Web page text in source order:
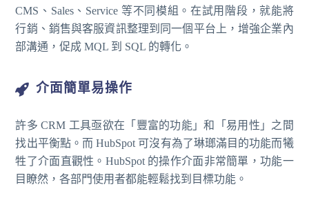
CMS、Sales、Service 等不同模組。在試用階段，就能將
行銷、銷售與客服資訊整理到同一個平台上，增強企業內
部溝通，促成 MQL 到 SQL 的轉化。
介面簡單易操作
許多 CRM 工具亟欲在「豐富的功能」和「易用性」之間
找出平衡點。而 HubSpot 可沒有為了琳瑯滿目的功能而犧
牲了介面直觀性。HubSpot 的操作介面非常簡單，功能一
目瞭然，各部門使用者都能輕鬆找到目標功能。